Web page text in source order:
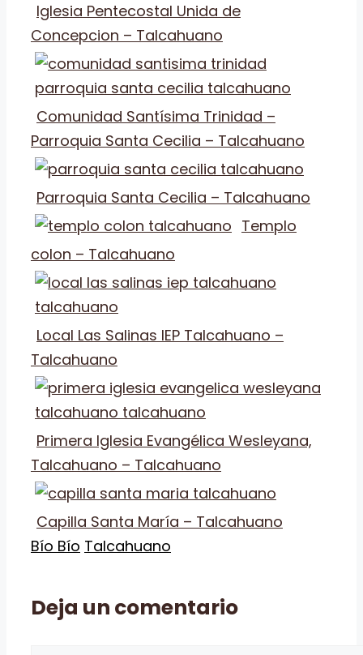
Iglesia Pentecostal Unida de
Concepcion – Talcahuano
Comunidad Santísima Trinidad –
Parroquia Santa Cecilia – Talcahuano
Parroquia Santa Cecilia – Talcahuano
Templo
colon – Talcahuano
Local Las Salinas IEP Talcahuano –
Talcahuano
Primera Iglesia Evangélica Wesleyana,
Talcahuano – Talcahuano
Capilla Santa María – Talcahuano
Categorías
Bío Bío Etiquetas
Talcahuano
Deja un comentario